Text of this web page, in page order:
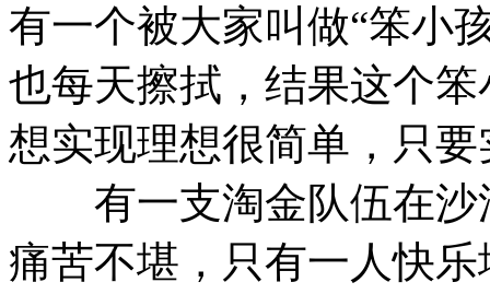
有一个被大家叫做“笨小
也每天擦拭，结果这个
想实现理想很简单，只
有一支淘金队伍在沙
痛苦不堪，只有一人快